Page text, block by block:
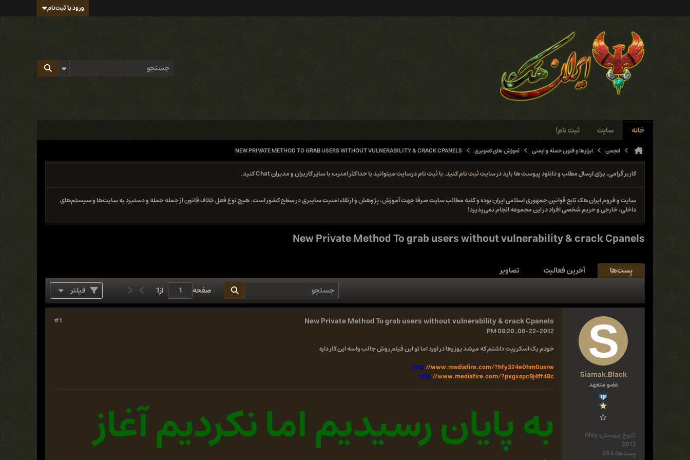
ورود یا ثبت‌نام
خانه سایت ثبت نام!
انجمن ابزارها و فنون حمله و ایمنی آموزش های تصویری NEW PRIVATE METHOD TO GRAB USERS WITHOUT VULNERABILITY & CRACK CPANELS
کاربر گرامی، برای ارسال مطلب و دانلود پیوست ها باید در سایتثبت نامکنید. با ثبت نام درسایت میتوانید با حداکثر امنیت با سایر کاربران و مدیران Chat کنید.
سایت و فروم ایران هک تابع قوانین جمهوری اسلامی ایران بوده و کلیه مطالب سایت صرفا جهت آموزش، پژوهش و ارتقاء امنیت سایبری در سطح کشور است. هیچ نوع فعل خلاف قانون از جمله حمله و دستبرد به سایت‌ها و سیستم‌های
داخلی، خارجی و حریم شخصی افراد در این مجموعه انجام نمی‌پذیرد!
New Private Method To grab users without vulnerability & crack Cpanels
پست‌ها آخرین فعالیت
تصاویر
صفحه
از1 فیلتر
Siamak.Black
عضو متعهد
تاریخ پیوستن:May
2012
پست‌ها:204
#1 New Private Method To grab users without vulnerability & crack Cpanels
06-22-2012, 08:20 PM
خودم یک اسکریپت داشتم که میشد یوزرها در اورد اما تو این فیلم روش جالب واسه این کار داره
http://www.mediafire.com/?hfy324e0hm0usrw
http://www.mediafire.com/?pxgxspc9j4ff48c
به پایان رسیدیم اما نکردیم آغاز